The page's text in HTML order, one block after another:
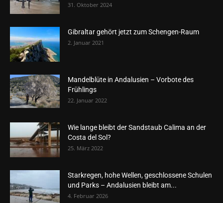
31. Oktober 2024
Gibraltar gehört jetzt zum Schengen-Raum
2. Januar 2021
Mandelblüte in Andalusien – Vorbote des
Frühlings
22. Januar 2022
Wie lange bleibt der Sandstaub Calima an der
Costa del Sol?
25. März 2022
Starkregen, hohe Wellen, geschlossene Schulen
und Parks – Andalusien bleibt am...
4. Februar 2026